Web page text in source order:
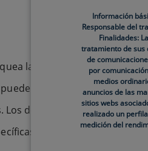
la abertura de los
agravar visualmente
dermatólogos creen que
En muchos casos, la
Información
Responsable del
Finalidades:
tratamiento de sus
de
por
medios
anuncios de las
sitios webs
realizado un
medición del